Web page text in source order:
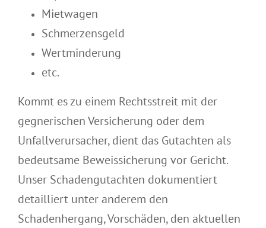
Mietwagen
Schmerzensgeld
Wertminderung
etc.
Kommt es zu einem Rechtsstreit mit der
gegnerischen Versicherung oder dem
Unfallverursacher, dient das Gutachten als
bedeutsame Beweissicherung vor Gericht.
Unser Schadengutachten dokumentiert
detailliert unter anderem den
Schadenhergang, Vorschäden, den aktuellen